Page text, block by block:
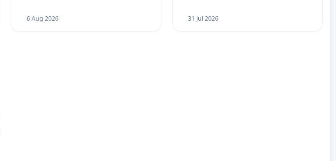
6 Aug 2026 31 Jul 2026